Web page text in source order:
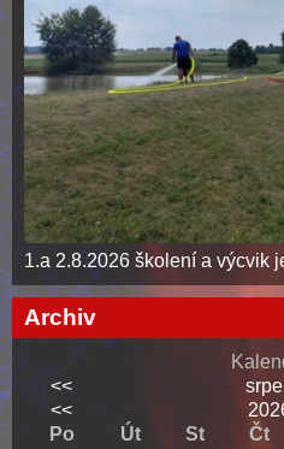
1.a 2.8.2026 školení a výcvik
Archiv
<<
<<
Po
Út St Čt